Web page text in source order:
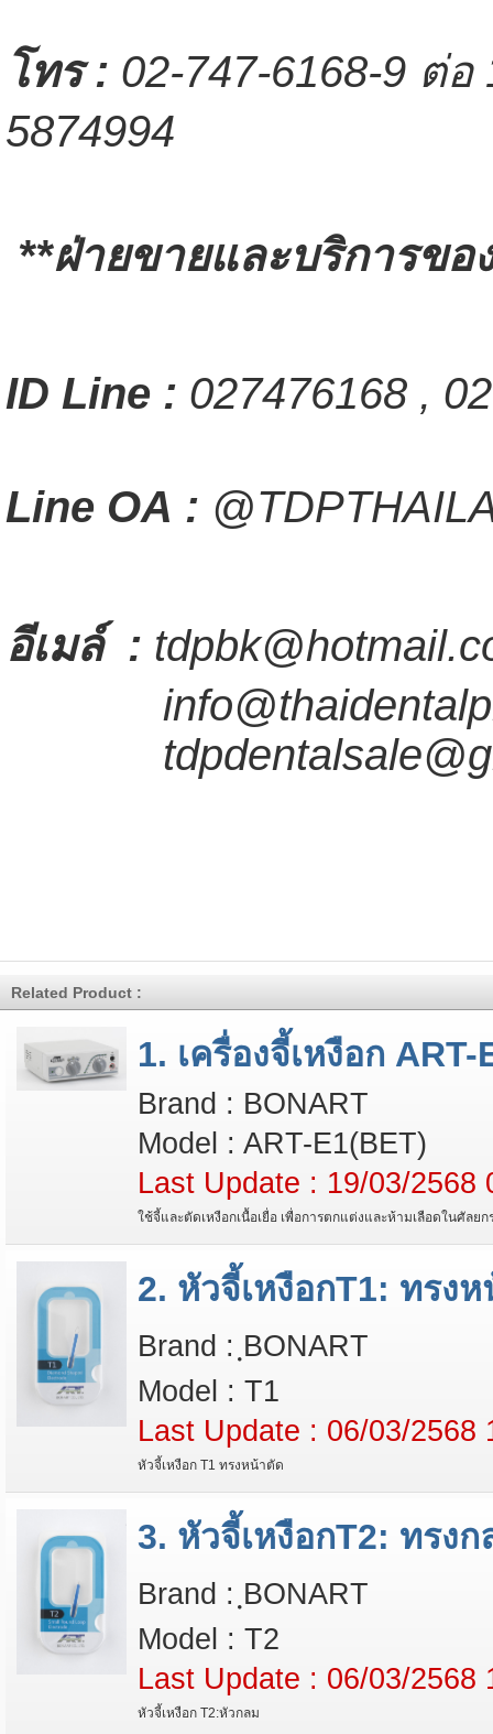
โทร: 02-747-6168-9 ต่อ
5874994
**ฝ่ายขายและบริการขอ
ID Line : 027476168 ,
Line OA :
อีเมล์:
Related Product :
1. เครื่องจี้เหงือก
Brand : BONART
Model : ART-E1(BET)
Last Update : 19/03/2568
ใช้จี้และตัดเหงือกเนื้อเยื่อ เพื่อการตกแต่งและห้ามเลือดในศัลย
2. หัวจี้เหงือกT1: ทรง
Brand : ฺBONART
Model : T1
Last Update : 06/03/2568
หัวจี้เหงือก T1 ทรงหน้าตัด
3. หัวจี้เหงือกT2: ทรง
Brand : ฺBONART
Model : T2
Last Update : 06/03/2568
หัวจี้เหงือก T2:หัวกลม